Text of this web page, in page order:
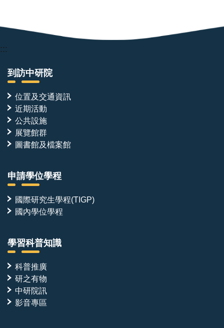
:::
到訪中研院
位置及交通資訊
近期活動
公共設施
展覽館群
圖書館及檔案館
申請學位學程
國際研究生學程(TIGP)
國內學位學程
學習科普知識
科普推廣
研之有物
中研院訊
影音專區